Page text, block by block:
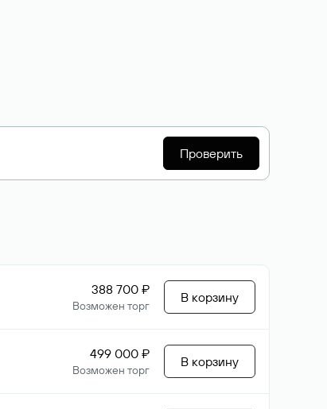
Проверить
388 700 ₽
Возможен торг
В корзину
499 000 ₽
Возможен торг
В корзину